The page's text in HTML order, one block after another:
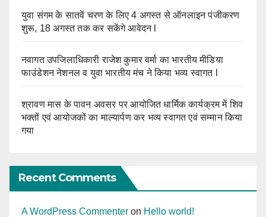
युवा संगम के सातवें चरण के लिए 4 अगस्त से ऑनलाइन पंजीकरण
शुरू, 18 अगस्त तक कर सकेंगे आवेदन l
नवागत उपजिलाधिकारी राजेश कुमार वर्मा का भारतीय मीडिया
फाउंडेशन नेशनल व युवा भारतीय मंच ने किया भव्य स्वागत l
श्रावण मास के पावन अवसर पर आयोजित धार्मिक कार्यक्रम में शिव
भक्तों एवं आयोजकों का माल्यार्पण कर भव्य स्वागत एवं सम्मान किया
गया
Recent Comments
A WordPress Commenter on Hello world!